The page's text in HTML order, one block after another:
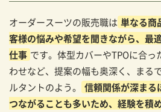
オーダースーツの販売職は 単なる商
客様の悩みや希望を聞きながら、最
仕事 です。体型カバーやTPOに合
わせなど、提案の幅も奥深く、まる
ルタントのよう。
信頼関係が深まる
つながることも多いため、経験を積